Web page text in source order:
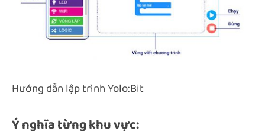
Hướng dẫn lập trình Yolo:Bit
Ý nghĩa từng khu vực: